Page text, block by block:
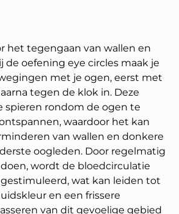
het tegengaan van wallen en
de oefening eye circles maak je
met je ogen, eerst met
tegen de klok in. Deze
spieren rondom de ogen te
waardoor het kan
van wallen en donkere
oogleden. Door regelmatig
wordt de bloedcirculatie
wat kan leiden tot
en een frissere
van dit gevoelige gebied